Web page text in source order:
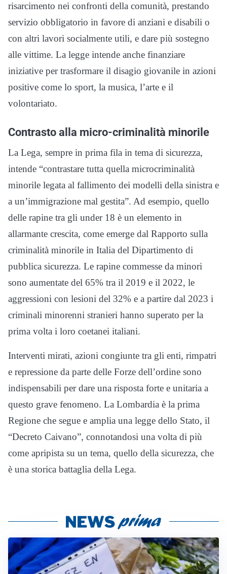
risarcimento nei confronti della comunità, prestando
servizio obbligatorio in favore di anziani e disabili o
con altri lavori socialmente utili, e dare più sostegno
alle vittime. La legge intende anche finanziare
iniziative per trasformare il disagio giovanile in azioni
positive come lo sport, la musica, l’arte e il
volontariato.
Contrasto alla micro-criminalità minorile
La Lega, sempre in prima fila in tema di sicurezza,
intende “contrastare tutta quella microcriminalità
minorile legata al fallimento dei modelli della sinistra e
a un’immigrazione mal gestita”. Ad esempio, quello
delle rapine tra gli under 18 è un elemento in
allarmante crescita, come emerge dal Rapporto sulla
criminalità minorile in Italia del Dipartimento di
pubblica sicurezza. Le rapine commesse da minori
sono aumentate del 65% tra il 2019 e il 2022, le
aggressioni con lesioni del 32% e a partire dal 2023 i
criminali minorenni stranieri hanno superato per la
prima volta i loro coetanei italiani.
Interventi mirati, azioni congiunte tra gli enti, rimpatri
e repressione da parte delle Forze dell’ordine sono
indispensabili per dare una risposta forte e unitaria a
questo grave fenomeno. La Lombardia è la prima
Regione che segue e amplia una legge dello Stato, il
“Decreto Caivano”, connotandosi una volta di più
come apripista su un tema, quello della sicurezza, che
è una storica battaglia della Lega.